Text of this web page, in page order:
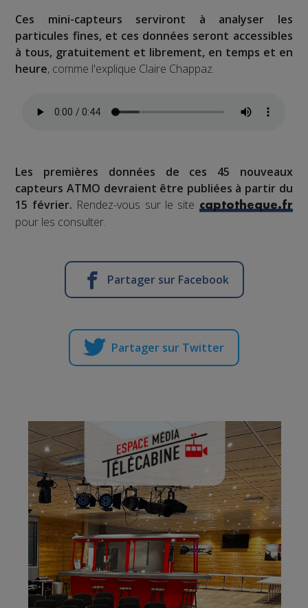
Ces mini-capteurs serviront à analyser les
particules fines, et ces données seront accessibles
à tous, gratuitement et librement, en temps et en
heure, comme l'explique Claire Chappaz.
Les premières données de ces 45 nouveaux
capteurs ATMO devraient être publiées à partir du
15 février. Rendez-vous sur le site captotheque.fr
pour les consulter.
Partager sur Facebook
Partager sur Twitter